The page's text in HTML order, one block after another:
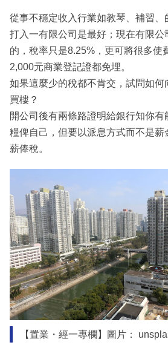
從事不穩定收入行業如教琴、補習、
打入一有限公司是最好；現在有限
的，稅率只是8.25%，更可將很多使
2,000元商業登記證都免埋。
如果這麼少的稅都不肯交，試問如
買樓？
開公司後有兩條路證明給銀行知你有
糧俾自己，但要以派息方式而不是薪
薪俸稅。
【置業・經一專欄】圖片：